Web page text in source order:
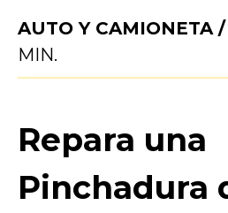
AUTO Y CAMIONETA/
MIN.
Repara una
Pinchadura